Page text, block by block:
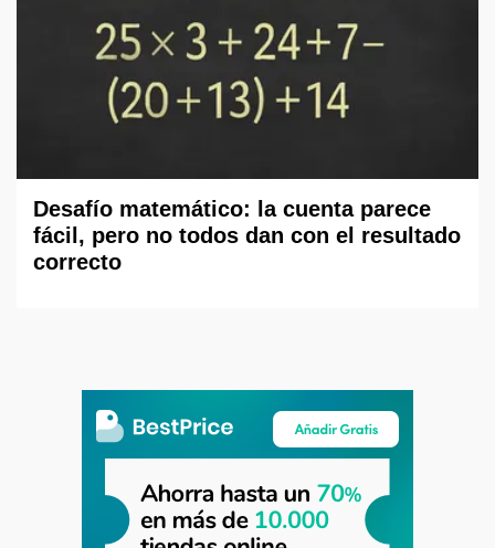
Desafío matemático: la cuenta parece
fácil, pero no todos dan con el resultado
correcto